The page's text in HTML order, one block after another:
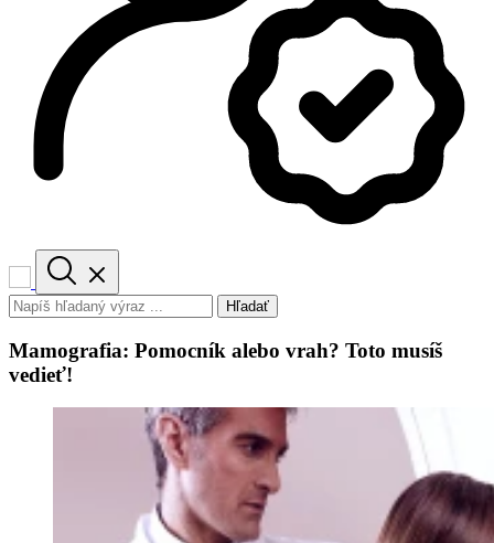
Hľadať
Mamografia: Pomocník alebo vrah? Toto musíš
vedieť!